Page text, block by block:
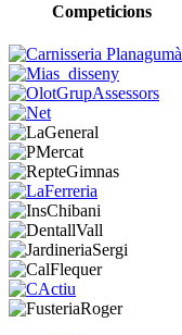
Competicions